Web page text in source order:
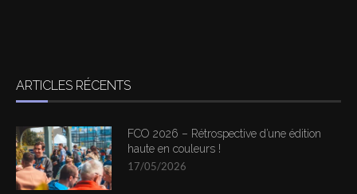
ARTICLES RÉCENTS
FCO 2026 – Rétrospective d’une édition
haute en couleurs !
17/05/2026